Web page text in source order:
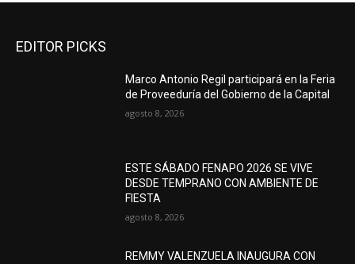
EDITOR PICKS
Marco Antonio Regil participará en la Feria
de Proveeduría del Gobierno de la Capital
agosto 8, 2026
ESTE SÁBADO FENAPO 2026 SE VIVE
DESDE TEMPRANO CON AMBIENTE DE
FIESTA
agosto 8, 2026
REMMY VALENZUELA INAUGURA CON